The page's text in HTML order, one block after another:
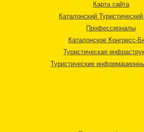
Карта сайта
Каталонский
Профессионалы
Каталонское Конгресс-
Туристическая
Туристические